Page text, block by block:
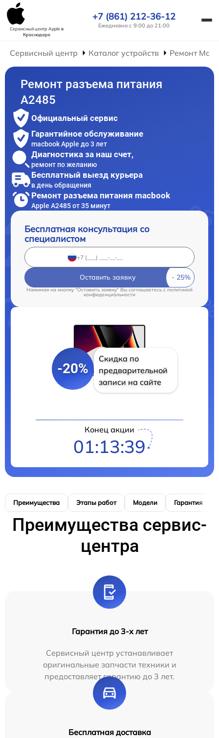
Сервисный центр Appleв
Краснодаре
+7 (861) 212-36-12
Ежедневно с 9:00 до 21:00
Сервисный центр Каталог устройств Ремонт
Ремонт разъема питания
A2485
Официальный сервис
Гарантийное обслуживание
macbook Apple до 3 лет
Диагностика за наш счет,
ремонт по желанию
Бесплатный выезд курьера
в день обращения
Ремонт разъема питания macbook
Apple A2485 от 35 минут
Бесплатная консультация со
специалистом
Оставить заявку
Нажимая на кнопку "Оставить заявку" Вы соглашаетесь cполитикой
конфиденциальности
-20%
Скидка по
предварительной
записи на сайте
Конец акции
01:13:38
Преимущества Этапы работ Модели Гарантия
Преимущества сервис-
центра
Гарантия до 3-х лет
Сервисный центр устанавливает
оригинальные запчасти техники и
предоставляет гарантию до 3 лет.
Бесплатная доставка